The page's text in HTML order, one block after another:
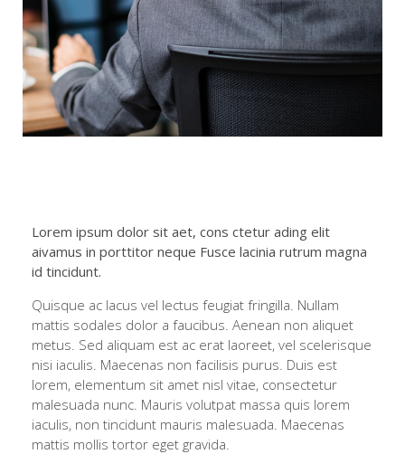
Lorem ipsum dolor sit aet, cons ctetur ading elit
aivamus in porttitor neque Fusce lacinia rutrum magna
id tincidunt.
Quisque ac lacus vel lectus feugiat fringilla. Nullam
mattis sodales dolor a faucibus. Aenean non aliquet
metus. Sed aliquam est ac erat laoreet, vel scelerisque
nisi iaculis. Maecenas non facilisis purus. Duis est
lorem, elementum sit amet nisl vitae, consectetur
malesuada nunc. Mauris volutpat massa quis lorem
iaculis, non tincidunt mauris malesuada. Maecenas
mattis mollis tortor eget gravida.